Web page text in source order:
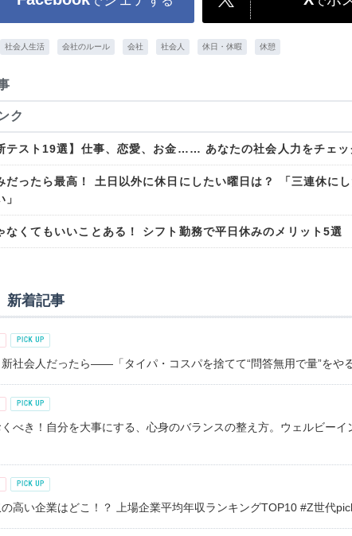
社会人生活 会社のルール 会社 社会人 休日・休暇 休憩
ク
テスト19選】仕事、恋愛、お金…… あなたの社会人力をチェッ
だったら最高！ 土日以外に休日にしたい曜日は？ 「三連休に
なくてもいいことある！ シフト勤務で平日休みのメリット5選
新着記事
社会人だったら――「タイパ・コスパを捨てて“問答無用で量”をやる
べき！自分を大事にする、心身のバランスの整え方。ウェルビーイ
高い企業はどこ！？ 上場企業平均年収ランキングTOP10 #Z世代